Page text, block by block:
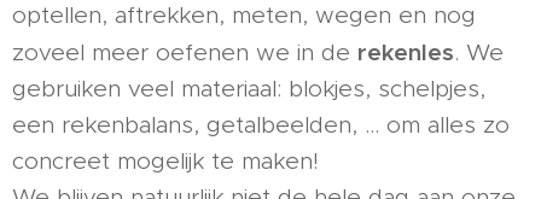
optellen, aftrekken, meten, wegen en nog
zoveel meer oefenen we in de rekenles. We
gebruiken veel materiaal: blokjes, schelpjes,
een rekenbalans, getalbeelden, … om alles zo
concreet mogelijk te maken!